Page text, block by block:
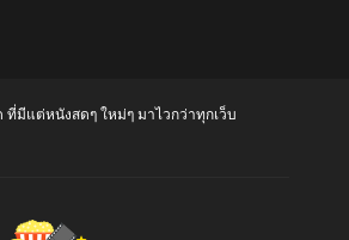
ที่มีแต่หนังสดๆ ใหม่ๆ มาไวกว่าทุกเว็บ